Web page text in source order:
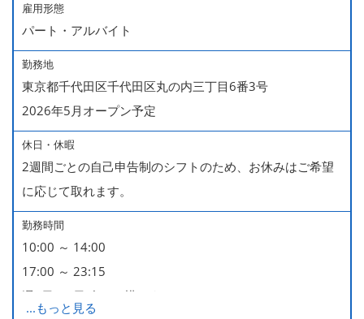
雇用形態
パート・アルバイト
勤務地
東京都千代田区千代田区丸の内三丁目6番3号
2026年5月オープン予定
休日・休暇
2週間ごとの自己申告制のシフトのため、お休みはご希望
に応じて取れます。
勤務時間
10:00 ～ 14:00
17:00 ～ 23:15
週2日・1日4h～で構いません。
...もっと見る